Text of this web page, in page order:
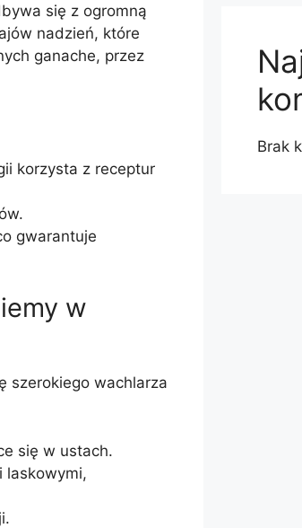
się z ogromną
nadzień, które
ganache, przez
korzysta z receptur
gwarantuje
w
szerokiego wachlarza
się w ustach.
laskowymi,
Brak